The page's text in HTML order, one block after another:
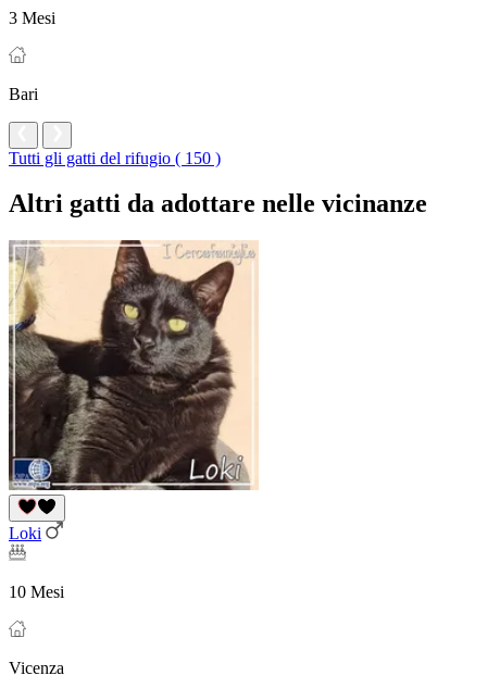
3 Mesi
Bari
Tutti gli gatti del rifugio ( 150 )
Altri gatti da adottare nelle vicinanze
Loki
10 Mesi
Vicenza